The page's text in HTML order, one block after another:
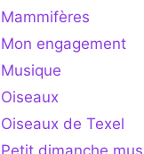
Mammifères
Mon engagement
Musique
Oiseaux
Oiseaux de Texel
Petit dimanche